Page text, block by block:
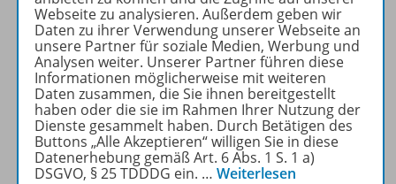
Beschreibung
Beitrag
Spar-Pakete
Webseite zu analysieren. Außerdem geben wir
Daten zu ihrer Verwendung unserer Webseite an
unsere Partner für soziale Medien, Werbung und
Analysen weiter. Unserer Partner führen diese
Informationen möglicherweise mit weiteren
Daten zusammen, die Sie ihnen bereitgestellt
haben oder die sie im Rahmen Ihrer Nutzung der
Dienste gesammelt haben. Durch Betätigen des
Buttons „Alle Akzeptieren“ willigen Sie in diese
Datenerhebung gemäß Art. 6 Abs. 1 S. 1 a)
DSGVO, § 25 TDDDG ein. … Weiterlesen